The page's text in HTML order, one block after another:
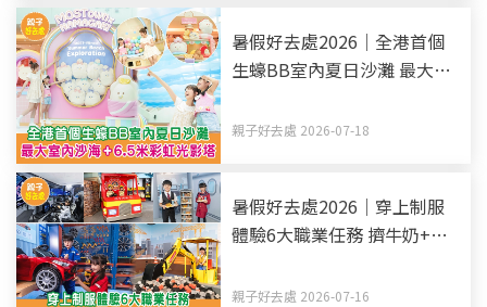
暑假好去處2026｜全港首個
生蠔BB室內夏日沙灘 最大室
親子好去處 2026-07-18
暑假好去處2026｜穿上制服
體驗6大職業任務 擠牛奶+駕
親子好去處 2026-07-16